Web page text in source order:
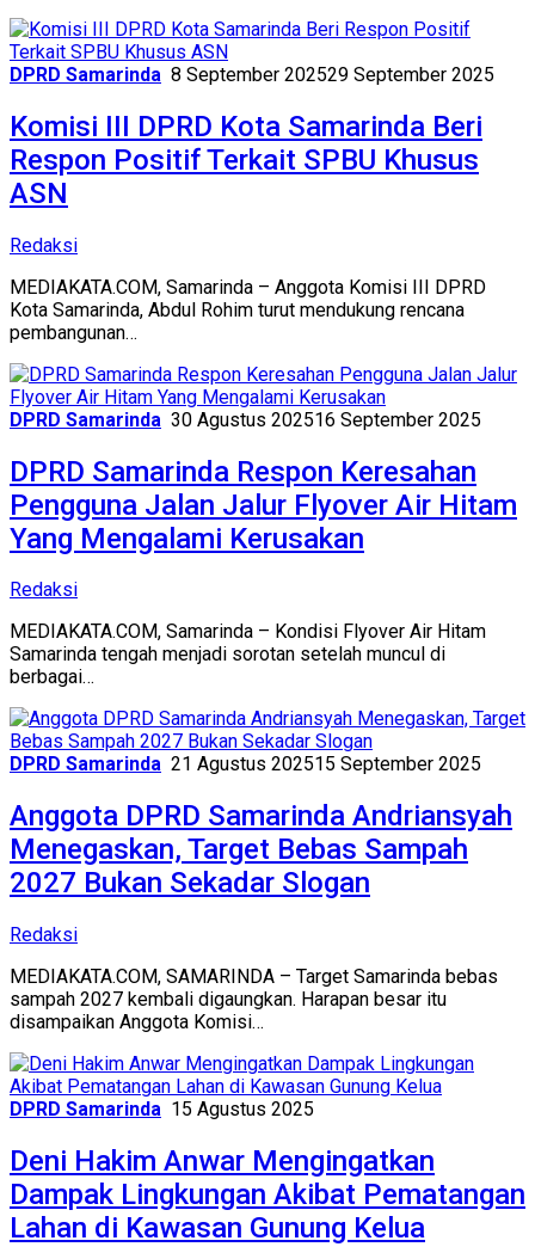
DPRD Samarinda 8 September 202529 September 2025
Komisi III DPRD Kota Samarinda Beri
Respon Positif Terkait SPBU Khusus
ASN
Redaksi
MEDIAKATA.COM, Samarinda – Anggota Komisi III DPRD
Kota Samarinda, Abdul Rohim turut mendukung rencana
pembangunan…
DPRD Samarinda 30 Agustus 202516 September 2025
DPRD Samarinda Respon Keresahan
Pengguna Jalan Jalur Flyover Air Hitam
Yang Mengalami Kerusakan
Redaksi
MEDIAKATA.COM, Samarinda – Kondisi Flyover Air Hitam
Samarinda tengah menjadi sorotan setelah muncul di
berbagai…
DPRD Samarinda 21 Agustus 202515 September 2025
Anggota DPRD Samarinda Andriansyah
Menegaskan, Target Bebas Sampah
2027 Bukan Sekadar Slogan
Redaksi
MEDIAKATA.COM, SAMARINDA – Target Samarinda bebas
sampah 2027 kembali digaungkan. Harapan besar itu
disampaikan Anggota Komisi…
DPRD Samarinda 15 Agustus 2025
Deni Hakim Anwar Mengingatkan
Dampak Lingkungan Akibat Pematangan
Lahan di Kawasan Gunung Kelua